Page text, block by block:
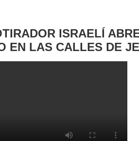
ISRAELÍ
EN LAS CALLES DE